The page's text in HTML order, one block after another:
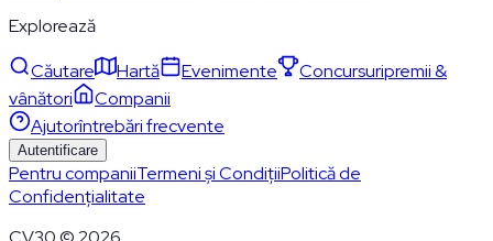
Explorează
Căutare
Hartă Evenimente Concursuripremii &
vânători
Companii
Ajutorîntrebări frecvente
Autentificare
Pentru companiiTermeni și CondițiiPolitică de
Confidențialitate